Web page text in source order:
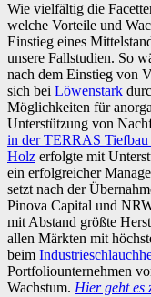
Wie vielfältig die
welche Vorteile und
Einstieg eines
unsere Fallstudien. So
nach dem Einstieg von
sich bei Löwenstark
Möglichkeiten für
Unterstützung von
in der TERRAS Tiefbau
Holz erfolgte mit
ein erfolgreicher
setzt nach der
Pinova Capital und
mit Abstand größte
allen Märkten mit
beim
Portfoliounternehmen
Wachstum. Hier geht es